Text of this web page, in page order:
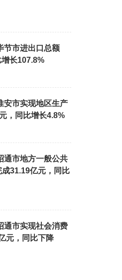
节市进出口总额
长107.8%
安市实现地区生产
，同比增长4.8%
通市地方一般公共
31.19亿元，同比
通市实现社会消费
元，同比下降